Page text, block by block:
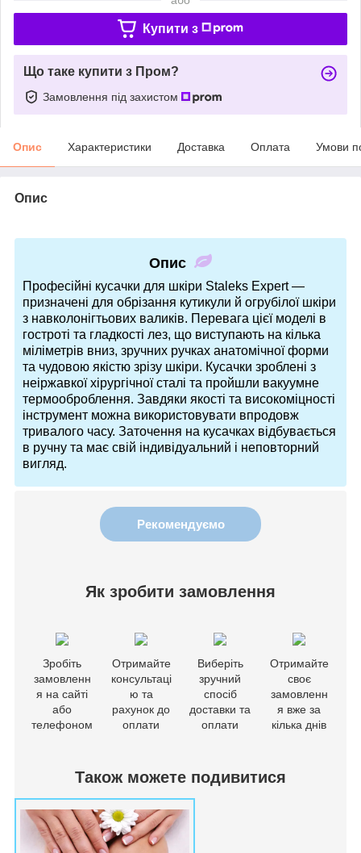
Купити з
Що таке купити з Пром?
Замовлення під захистом
Опис Характеристики Доставка Оплата Умови
Опис
Опис
Професійні кусачки для шкіри Staleks Expert —
призначені для обрізання кутикули й огрубілої шкіри
з навколонігтьових валиків. Перевага цієї моделі в
гостроті та гладкості лез, що виступають на кілька
міліметрів вниз, зручних ручках анатомічної форми
та чудовою якістю зрізу шкіри. Кусачки зроблені з
неіржавкої хірургічної сталі та пройшли вакуумне
термооброблення. Завдяки якості та високоміцності
інструмент можна використовувати впродовж
тривалого часу. Заточення на кусачках відбувається
в ручну та має свій індивідуальний і неповторний
вигляд.
Рекомендуємо
Як зробити замовлення
Зробіть
замовленн
я на сайті
або
телефоном
Отримайте
консультаці
ю та
рахунок до
оплати
Виберіть
зручний
спосіб
доставки та
оплати
Отримайте
своє
замовленн
я вже за
кілька днів
Також можете подивитися